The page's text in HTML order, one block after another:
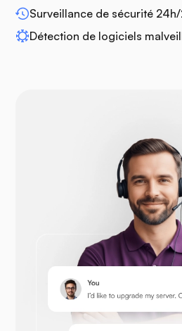
WP-extendify
Opencart
Prestashop
Surveillance de sécurité
Détection de logiciels